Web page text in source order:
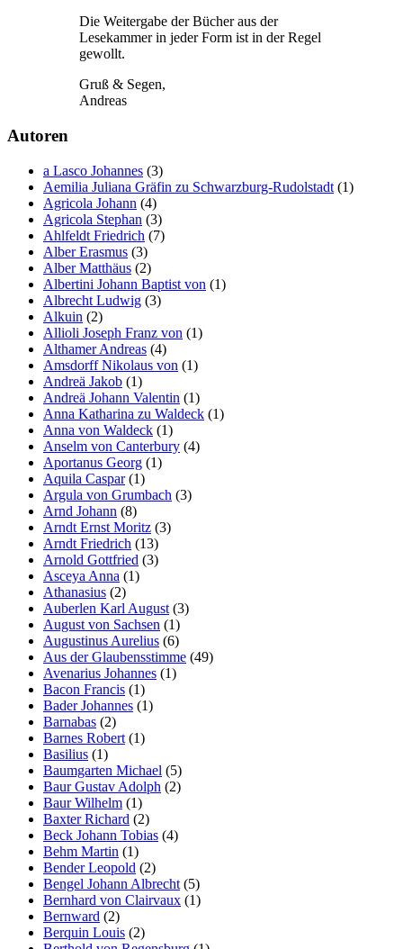
Die Weitergabe der Bücher aus der
Lesekammer in jeder Form ist in der Regel
gewollt.
Gruß & Segen,
Andreas
Autoren
a Lasco Johannes (3)
Aemilia Juliana Gräfin zu Schwarzburg-Rudolstadt (1)
Agricola Johann (4)
Agricola Stephan (3)
Ahlfeldt Friedrich (7)
Alber Erasmus (3)
Alber Matthäus (2)
Albertini Johann Baptist von (1)
Albrecht Ludwig (3)
Alkuin (2)
Allioli Joseph Franz von (1)
Althamer Andreas (4)
Amsdorff Nikolaus von (1)
Andreä Jakob (1)
Andreä Johann Valentin (1)
Anna Katharina zu Waldeck (1)
Anna von Waldeck (1)
Anselm von Canterbury (4)
Aportanus Georg (1)
Aquila Caspar(1)
Argula von Grumbach (3)
Arnd Johann (8)
Arndt Ernst Moritz (3)
Arndt Friedrich (13)
Arnold Gottfried (3)
Asceya Anna (1)
Athanasius (2)
Auberlen Karl August (3)
August von Sachsen (1)
Augustinus Aurelius (6)
Aus der Glaubensstimme (49)
Avenarius Johannes (1)
Bacon Francis (1)
Bader Johannes (1)
Barnabas (2)
Barnes Robert (1)
Basilius (1)
Baumgarten Michael (5)
Baur Gustav Adolph (2)
Baur Wilhelm (1)
Baxter Richard (2)
Beck Johann Tobias (4)
Behm Martin (1)
Bender Leopold (2)
Bengel Johann Albrecht (5)
Bernhard von Clairvaux (1)
Bernward (2)
Berquin Louis (2)